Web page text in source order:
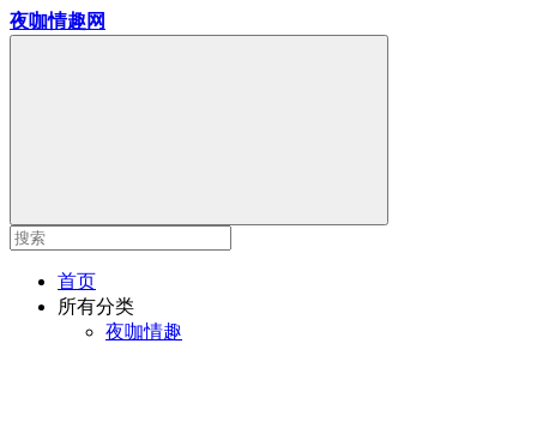
夜咖情趣网
首页
所有分类
夜咖情趣